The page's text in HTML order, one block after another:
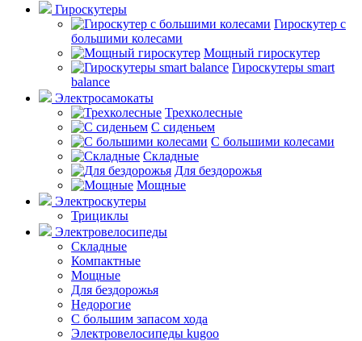
Гироскутеры
Гироскутер с
большими колесами
Мощный гироскутер
Гироскутеры smart
balance
Электросамокаты
Трехколесные
С сиденьем
С большими колесами
Складные
Для бездорожья
Мощные
Электроскутеры
Трициклы
Электровелосипеды
Складные
Компактные
Мощные
Для бездорожья
Недорогие
С большим запасом хода
Электровелосипеды kugoo